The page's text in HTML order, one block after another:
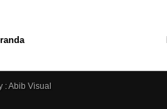
: Abib Visual